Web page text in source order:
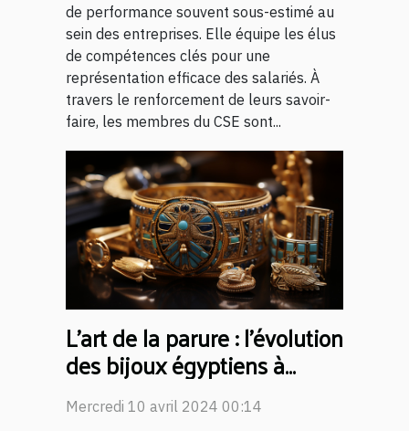
de performance souvent sous-estimé au
sein des entreprises. Elle équipe les élus
de compétences clés pour une
représentation efficace des salariés. À
travers le renforcement de leurs savoir-
faire, les membres du CSE sont...
L'art de la parure : l'évolution
des bijoux égyptiens à
travers les âges
Mercredi 10 avril 2024 00:14